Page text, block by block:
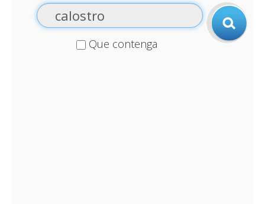
Que contenga